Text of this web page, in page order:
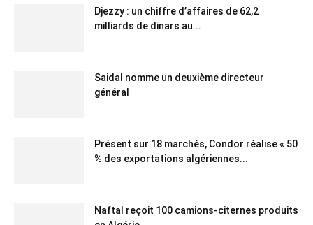
Djezzy : un chiffre d’affaires de 62,2
milliards de dinars au...
Saidal nomme un deuxième directeur
général
Présent sur 18 marchés, Condor réalise « 50
% des exportations algériennes...
Naftal reçoit 100 camions-citernes produits